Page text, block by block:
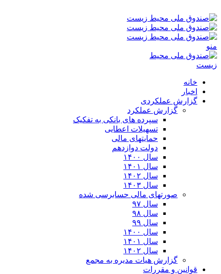
منو
خانه
اخبار
گزارش عملکردی
گزارش عملکرد
سپرده های بانکی به تفکیک
تسهیلات اعطایی
حمایتهای مالی
دولت دوازدهم
سال ۱۴۰۰
سال ۱۴۰۱
سال ۱۴۰۲
سال ۱۴۰۳
صورتهای مالی حسابرسی شده
سال ۹۷
سال ۹۸
سال ۹۹
سال ۱۴۰۰
سال ۱۴۰۱
سال ۱۴۰۲
گزارش هیات مدیره به مجمع
قوانین و مقررات